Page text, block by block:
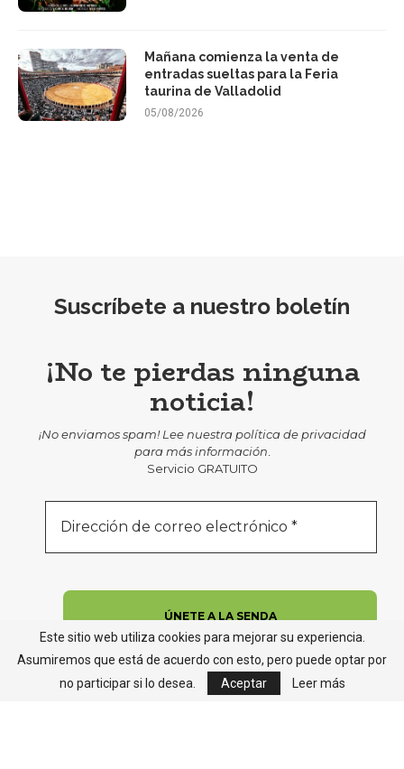
Mañana comienza la venta de
entradas sueltas para la Feria
taurina de Valladolid
05/08/2026
Suscríbete a nuestro boletín
¡No te pierdas ninguna
noticia!
¡No enviamos spam! Lee nuestra política de privacidad
para más información.
Servicio GRATUITO
Este sitio web utiliza cookies para mejorar su experiencia.
Asumiremos que está de acuerdo con esto, pero puede optar por
no participar si lo desea.
Aceptar Leer más